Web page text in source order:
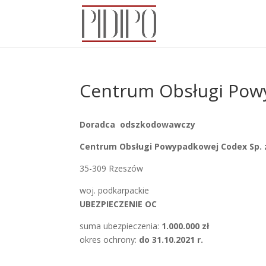
Centrum Obsługi
Doradca odszkodowawczy
Centrum Obsługi Powypadkowej Codex Sp.
35-309 Rzeszów
woj. podkarpackie
UBEZPIECZENIE OC
suma ubezpieczenia: 1.000.000 zł
okres ochrony: do 31.10.2021 r.